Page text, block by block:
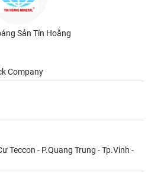
Sản Tín Hoằng
Company
Teccon - P.Quang Trung - Tp.Vinh -
Người liên quan Cổ đông lớn